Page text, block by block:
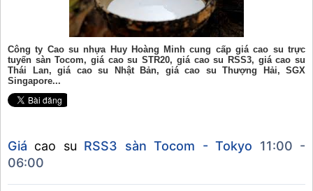
Công ty Cao su nhựa Huy Hoàng Minh cung cấp giá cao su trực
tuyến sàn Tocom, giá cao su STR20, giá cao su RSS3, giá cao su
Thái Lan, giá cao su Nhật Bản, giá cao su Thượng Hải, SGX
Singapore...
Giá cao su RSS3 sàn Tocom - Tokyo
11:00 -
06:00